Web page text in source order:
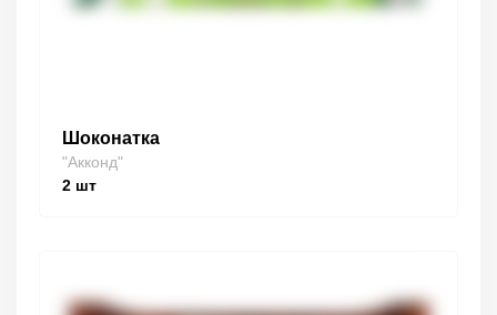
Шоконатка
"Акконд"
2 шт